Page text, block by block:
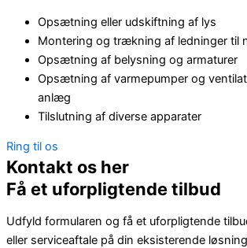
Opsætning eller udskiftning af lys
Montering og trækning af ledninger til
Opsætning af belysning og armaturer
Opsætning af varmepumper og
anlæg
Tilslutning af diverse apparater
Ring til os
Kontakt os her
Få et uforpligtende tilbud
Udfyld formularen og få et uforpligtende
eller serviceaftale på din eksisterende